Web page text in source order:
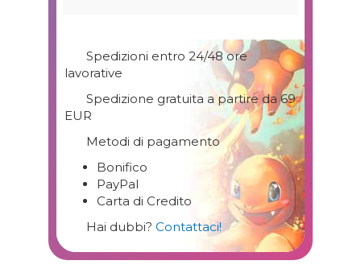
Spedizioni entro 24/48 ore
lavorative
Spedizione gratuita a partire da 69
EUR
Metodi di pagamento
Bonifico
PayPal
Carta di Credito
Hai dubbi? Contattaci!